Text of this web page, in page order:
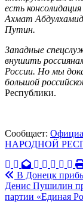
есть
Ахмат
Путин.
Западные
внушить
России. Но мы
большой
Республики.
Сообщает:
НАРОДНОЙ
Навигация
по
В Донецк
Денис Пушилин
партии «Единая